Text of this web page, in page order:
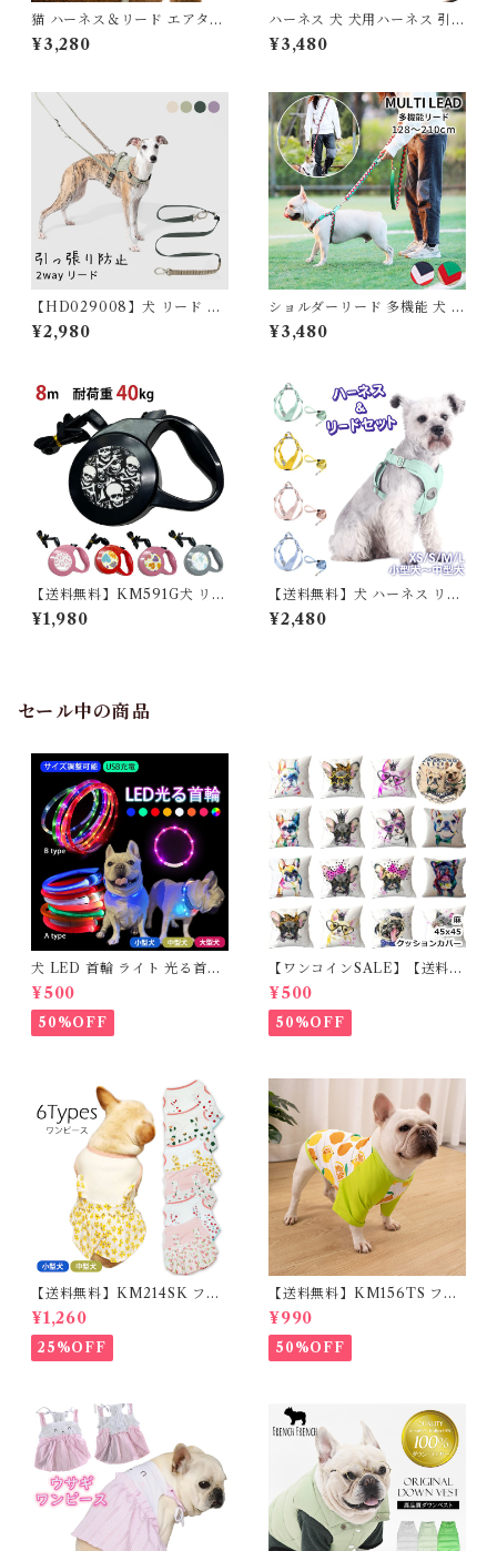
猫 ハーネス＆リード エアタグ
airtag GPS ポケット キャッ
トハーネス リード セット 迷子
け かわいい おしゃれ ハーネス
猫用 ねこ ネコ ベージュ グレ
ー パープル カーキ【HiDREA
M】【HD029003
¥3,280
ハーネス 犬 犬用ハーネス 引っ
張り防止 軽量 抜けにくい 胴輪
小型犬 中型犬 大型犬 ソフトク
レーニング おしゃれ 通気性 快
適 S M L XL カーキ ベージュ
ペット用品 送料無料 HiDREA
M HD029016
¥3,480
【HD029008】犬 リード 引
っ張り防止 衝撃吸収 しっかり
長さ調整可能 一時係留 フレブ
ド 丈夫 軽量 シンプル チワワ
トイプードル マルチーズ テー
プ型 【HiDREAM】
¥2,980
ショルダーリード 多機能 犬 マ
ルチリード ロングリード ショ
ートリード 二頭引きリード ダ
おしゃれ デザイン性 散歩 お出
掛け デザインリード おしゃれ
リード 4way 防災グッズ【Hi
DREAM】【HD001004】
¥3,480
【送料無料】KM591G犬 リー
ド 8メートル 伸縮リード ロン
グリード 巻き取り式 ドッグリ
¥1,980
【送料無料】犬 ハーネス リー
ドセット リード付き パステル
カラー マカロンカラー Vネッ
¥2,480
セール中の商品
犬 LED 首輪 ライト 光る首輪
USB充電 生活防水 長さ調整可
能 首輪 犬用 ペット カラー ペ
ット用品 軽量 ドッグ用品 フレ
ンチブルドック 大型犬 中型犬
¥500
50%OFF
【ワンコインSALE】【送料無
料】KM503G クッションカバ
ー フレンチブルドッグ クリー
ム フレブル
¥500
50%OFF
【送料無料】KM214SK フレ
ブル 女の子 スカート ワンピー
ス夏 フリル 犬服 ドックウェア
¥1,260
25%OFF
【送料無料】KM156TS フレ
ブル Tシャツ フレンチブルド
ック レモン柄 犬服 ドックウェ
ア
¥990
50%OFF